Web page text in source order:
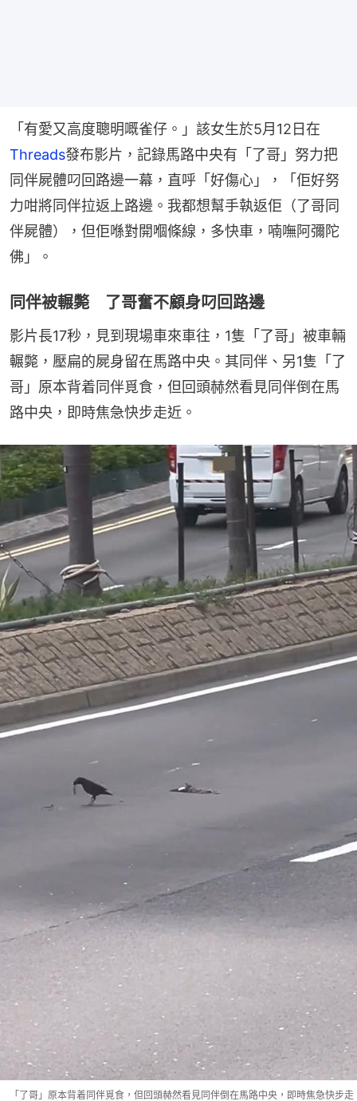
「有愛又高度聰明嘅雀仔。」該女生於5月12日在
Threads發布影片，記錄馬路中央有「了哥」努力把
同伴屍體叼回路邊一幕，直呼「好傷心」，「佢好努
力咁將同伴拉返上路邊。我都想幫手執返佢（了哥同
伴屍體），但佢喺對開嗰條線，多快車，喃嘸阿彌陀
佛」。
同伴被輾斃 了哥奮不顧身叼回路邊
影片長17秒，見到現場車來車往，1隻「了哥」被車輛
輾斃，壓扁的屍身留在馬路中央。其同伴、另1隻「了
哥」原本背着同伴覓食，但回頭赫然看見同伴倒在馬
路中央，即時焦急快步走近。
「了哥」原本背着同伴覓食，但回頭赫然看見同伴倒在馬路中央，即時焦急快步走